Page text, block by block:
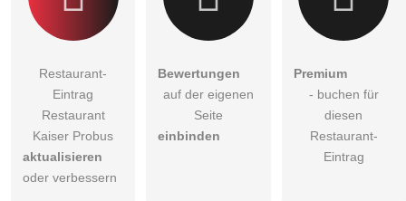
Restaurant-
Eintrag
Restaurant
Kaiser Probus
aktualisieren
oder verbessern
Bewertungen
auf der eigenen
Seite
einbinden
Premium
- buchen für
diesen
Restaurant-
Eintrag